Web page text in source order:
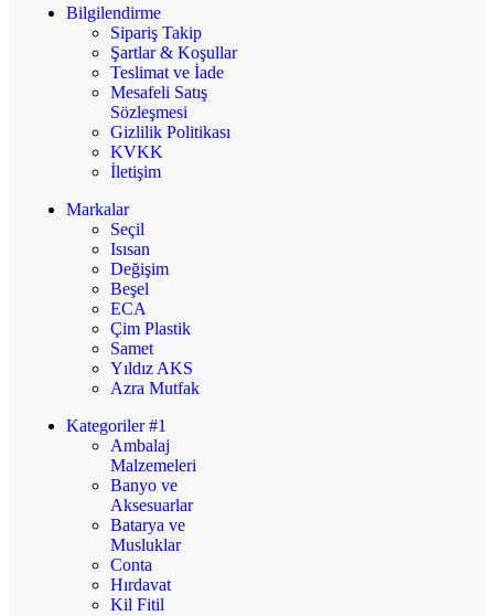
Bilgilendirme
Sipariş Takip
Şartlar & Koşullar
Teslimat ve İade
Mesafeli Satış
Sözleşmesi
Gizlilik Politikası
KVKK
İletişim
Markalar
Seçil
Isısan
Değişim
Beşel
ECA
Çim Plastik
Samet
Yıldız AKS
Azra Mutfak
Kategoriler #1
Ambalaj
Malzemeleri
Banyo ve
Aksesuarlar
Batarya ve
Musluklar
Conta
Hırdavat
Kil Fitil